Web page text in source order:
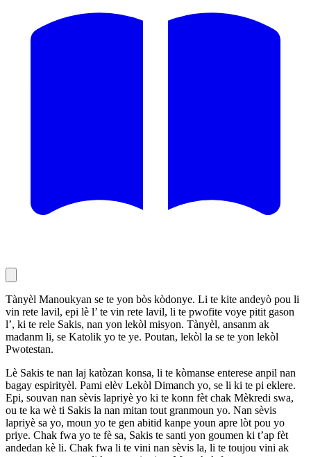
Tànyèl Manoukyan se te yon bòs kòdonye. Li te kite andeyò pou li
vin rete lavil, epi lè l’ te vin rete lavil, li te pwofite voye pitit gason
l’, ki te rele Sakis, nan yon lekòl misyon. Tànyèl, ansanm ak
madanm li, se Katolik yo te ye. Poutan, lekòl la se te yon lekòl
Pwotestan.
Lè Sakis te nan laj katòzan konsa, li te kòmanse enterese anpil nan
bagay espirityèl. Pami elèv Lekòl Dimanch yo, se li ki te pi eklere.
Epi, souvan nan sèvis lapriyè yo ki te konn fèt chak Mèkredi swa,
ou te ka wè ti Sakis la nan mitan tout granmoun yo. Nan sèvis
lapriyè sa yo, moun yo te gen abitid kanpe youn apre lòt pou yo
priye. Chak fwa yo te fè sa, Sakis te santi yon goumen ki t’ap fèt
andedan kè li. Chak fwa li te vini nan sèvis la, li te toujou vini ak